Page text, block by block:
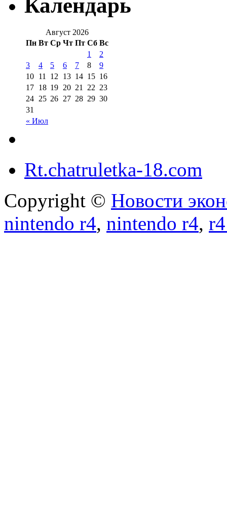
Календарь
Август 2026
Пн Вт Ср Чт Пт Сб Вс
« Июл
1
2
3
4 5 6 7 8
9
10 11 12 13 14 15 16
17 18 19 20 21 22 23
24 25 26 27 28 29 30
31
Rt.chatruletka-18.com
Copyright © Новости
nintendo r4, nintendo r4,